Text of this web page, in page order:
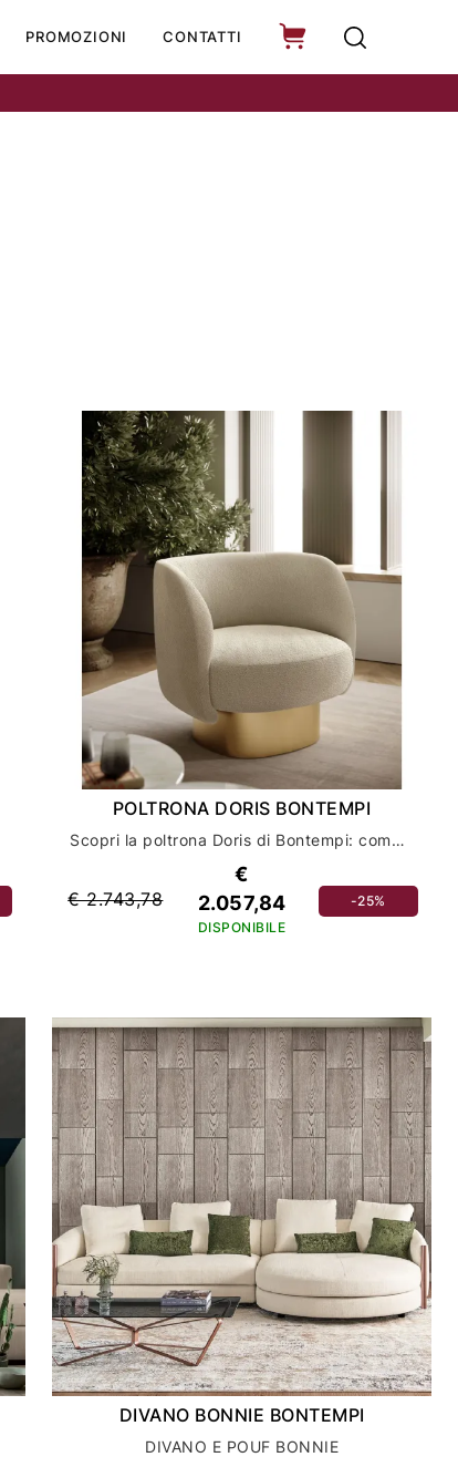
PROMOZIONI CONTATTI
POLTRONA DORIS BONTEMPI
Scopri la poltrona Doris di Bontempi: comodità e stile per il tuo salotto
€ 2.743,78
€
2.057,84
DISPONIBILE
-25%
DIVANO BONNIE BONTEMPI
DIVANO E POUF BONNIE